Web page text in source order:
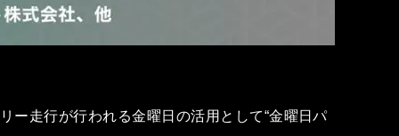
ー⾛⾏が⾏われる⾦曜⽇の活⽤として“⾦曜⽇パ